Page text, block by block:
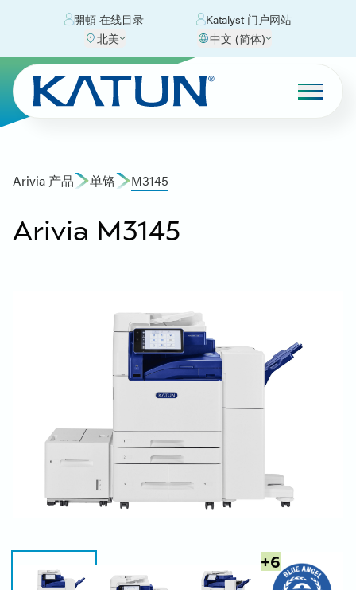
開頓 在线目录
Katalyst 门户网站
北美
中文 (简体)
Arivia 产品 单铬 M3145
+6
Arivia M3145